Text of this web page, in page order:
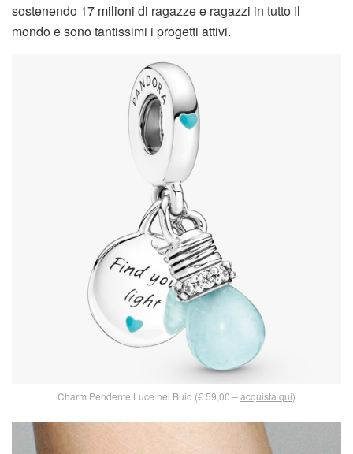
sostenendo 17 milioni di ragazze e ragazzi in tutto il
mondo e sono tantissimi i progetti attivi.
Charm Pendente Luce nel Buio (€ 59,00 –acquista qui)